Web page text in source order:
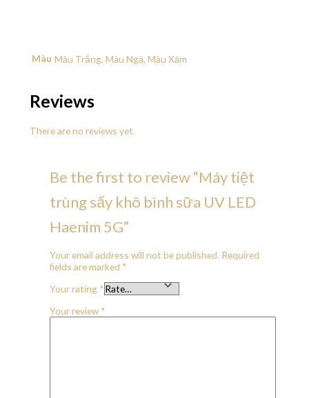
Màu Màu Trắng, Màu Ngà, Màu Xám
Reviews
There are no reviews yet.
Be the first to review “Máy tiệt
trùng sấy khô bình sữa UV LED
Haenim 5G”
Your email address will not be published. Required
fields are marked *
Your rating *
Your review*